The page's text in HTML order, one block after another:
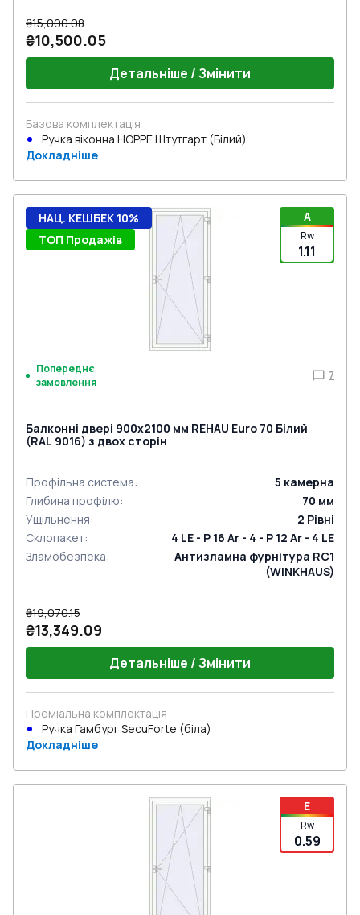
₴15,000.08
₴10,500.05
Детальніше / Змінити
Базова комплектація
Ручка віконна HOPPE Штутгарт (Білий)
Докладніше
A
Rw
1.11
НАЦ. КЕШБЕК 10%
ТОП Продажів
Попереднє
замовлення
7
Балконні двері 900x2100 мм REHAU Euro 70 Білий
(RAL 9016) з двох сторін
Профільна система: 5 камерна
Глибина профілю: 70 мм
Ущільнення: 2 Рівні
Склопакет:
4 LE - P 16 Ar - 4 - P 12 Ar - 4 LE
Зламобезпека:
Антизламна фурнітура RC1
(WINKHAUS)
₴19,070.15
₴13,349.09
Детальніше / Змінити
Преміальна комплектація
Ручка Гамбург SecuForte (біла)
Докладніше
E
Rw
0.59